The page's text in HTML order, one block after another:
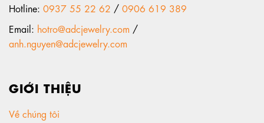
Hotline: 0937 55 22 62 / 0906 619 389
Email: hotro@adcjewelry.com /
anh.nguyen@adcjewelry.com
GIỚI THIỆU
Về chúng tôi